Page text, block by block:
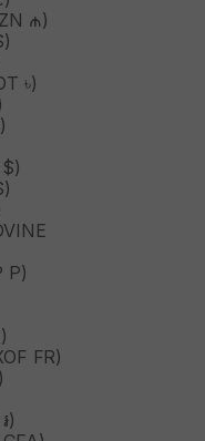
₼)
৳)
P)
FR)
)